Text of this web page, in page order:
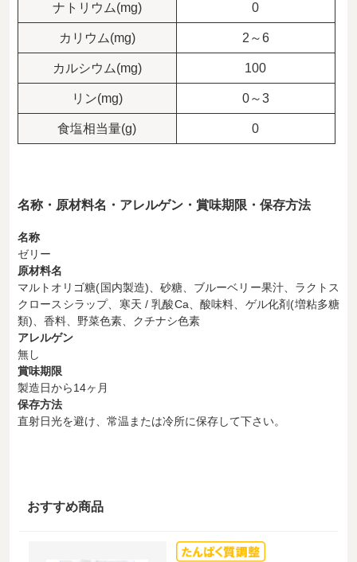
ナトリウム(mg) 0
カリウム(mg) 2～6
カルシウム(mg) 100
リン(mg) 0～3
食塩相当量(g) 0
名称・原材料名・アレルゲン・賞味期限・保存方法
名称
ゼリー
原材料名
マルトオリゴ糖(国内製造)、砂糖、ブルーベリー果汁、ラクトス
クロースシラップ、寒天 / 乳酸Ca、酸味料、ゲル化剤(増粘多糖
類)、香料、野菜色素、クチナシ色素
アレルゲン
無し
賞味期限
製造日から14ヶ月
保存方法
直射日光を避け、常温または冷所に保存して下さい。
おすすめ商品